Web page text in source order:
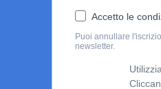
Accetto le
Puoi annullare
newsletter.